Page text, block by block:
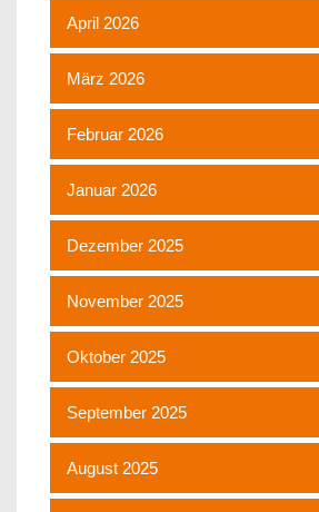
April 2026
März 2026
Februar 2026
Januar 2026
Dezember 2025
November 2025
Oktober 2025
September 2025
August 2025